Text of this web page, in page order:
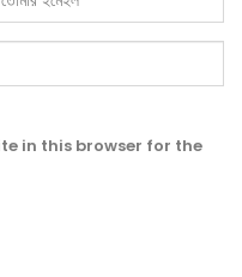
in this browser for the